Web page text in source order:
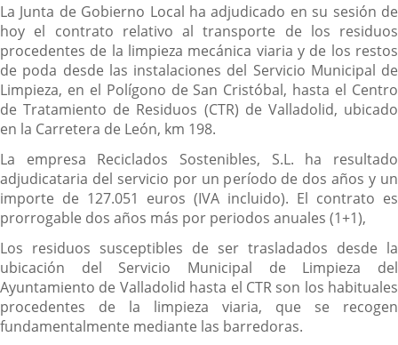
La Junta de Gobierno Local ha adjudicado en su sesión de
hoy el contrato relativo al transporte de los residuos
procedentes de la limpieza mecánica viaria y de los restos
de poda desde las instalaciones del Servicio Municipal de
Limpieza, en el Polígono de San Cristóbal, hasta el Centro
de Tratamiento de Residuos (CTR) de Valladolid, ubicado
en la Carretera de León, km 198.
La empresa Reciclados Sostenibles, S.L. ha resultado
adjudicataria del servicio por un período de dos años y un
importe de 127.051 euros (IVA incluido). El contrato es
prorrogable dos años más por periodos anuales (1+1),
Los residuos susceptibles de ser trasladados desde la
ubicación del Servicio Municipal de Limpieza del
Ayuntamiento de Valladolid hasta el CTR son los habituales
procedentes de la limpieza viaria, que se recogen
fundamentalmente mediante las barredoras.